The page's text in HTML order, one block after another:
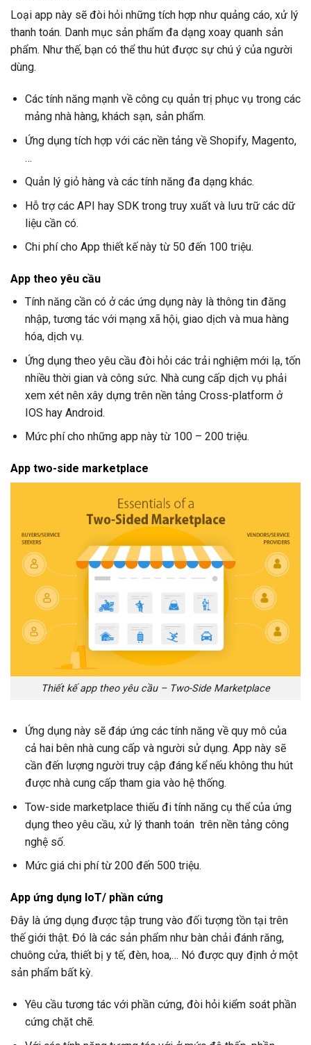
Loại app này sẽ đòi hỏi những tích hợp như quảng cáo, xử lý
thanh toán. Danh mục sản phẩm đa dạng xoay quanh sản
phẩm. Như thế, bạn có thể thu hút được sự chú ý của người
dùng.
Các tính năng mạnh về công cụ quản trị phục vụ trong các
mảng nhà hàng, khách sạn, sản phẩm.
Ứng dụng tích hợp với các nền tảng về Shopify, Magento,
…
Quản lý giỏ hàng và các tính năng đa dạng khác.
Hỗ trợ các API hay SDK trong truy xuất và lưu trữ các dữ
liệu cần có.
Chi phí cho App thiết kế này từ 50 đến 100 triệu.
App theo yêu cầu
Tính năng cần có ở các ứng dụng này là thông tin đăng
nhập, tương tác với mạng xã hội, giao dịch và mua hàng
hóa, dịch vụ.
Ứng dụng theo yêu cầu đòi hỏi các trải nghiệm mới lạ, tốn
nhiều thời gian và công sức. Nhà cung cấp dịch vụ phải
xem xét nên xây dựng trên nền tảng Cross-platform ở
IOS hay Android.
Mức phí cho những app này từ 100 – 200 triệu.
App two-side marketplace
Thiết kế app theo yêu cầu – Two-Side Marketplace
Ứng dụng này sẽ đáp ứng các tính năng về quy mô của
cả hai bên nhà cung cấp và người sử dụng. App này sẽ
cần đến lượng người truy cập đáng kể nếu không thu hút
được nhà cung cấp tham gia vào hệ thống.
Tow-side marketplace thiếu đi tính năng cụ thể của ứng
dụng theo yêu cầu, xử lý thanh toán trên nền tảng công
nghệ số.
Mức giá chi phí từ 200 đến 500 triệu.
App ứng dụng IoT/ phần cứng
Đây là ứng dụng được tập trung vào đối tượng tồn tại trên
thế giới thật. Đó là các sản phẩm như bàn chải đánh răng,
chuông cửa, thiết bị y tế, đèn, hoa,… Nó được quy định ở một
sản phẩm bất kỳ.
Yêu cầu tương tác với phần cứng, đòi hỏi kiểm soát phần
cứng chặt chẽ.